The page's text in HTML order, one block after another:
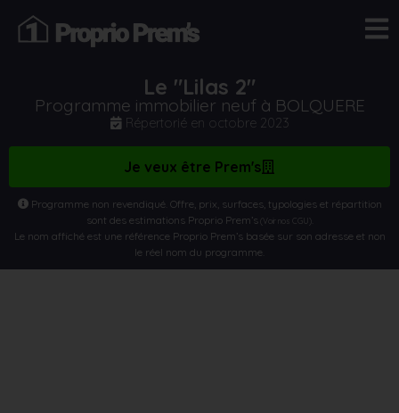
Le "Lilas 2"
Programme immobilier neuf à BOLQUERE
Répertorié en octobre 2023
Je veux être Prem's
Programme non revendiqué. Offre, prix, surfaces, typologies et répartition
sont des estimations Proprio Prem’s(Voir nos CGU)
Le nom affiché est une référence Proprio Prem’s basée sur son adresse et non
le réel nom du programme.